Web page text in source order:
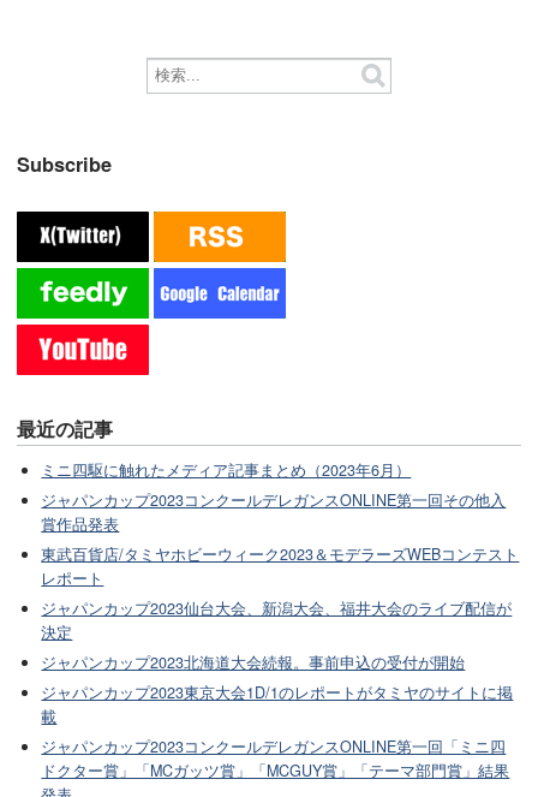
Subscribe
最近の記事
ミニ四駆に触れたメディア記事まとめ（2023年6月）
ジャパンカップ2023コンクールデレガンスONLINE第一回その他入
賞作品発表
東武百貨店/タミヤホビーウィーク2023＆モデラーズWEBコンテスト
レポート
ジャパンカップ2023仙台大会、新潟大会、福井大会のライブ配信が
決定
ジャパンカップ2023北海道大会続報。事前申込の受付が開始
ジャパンカップ2023東京大会1D/1のレポートがタミヤのサイトに掲
載
ジャパンカップ2023コンクールデレガンスONLINE第一回「ミニ四
ドクター賞」「MCガッツ賞」「MCGUY賞」「テーマ部門賞」結果